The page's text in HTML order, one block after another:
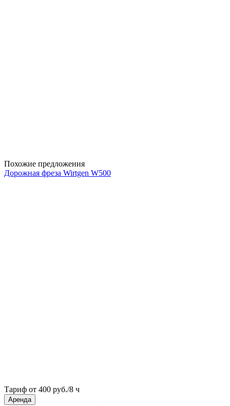
Похожие предложения
Дорожная фреза Wirtgen W500
Тариф от 400 руб./8 ч
Аренда